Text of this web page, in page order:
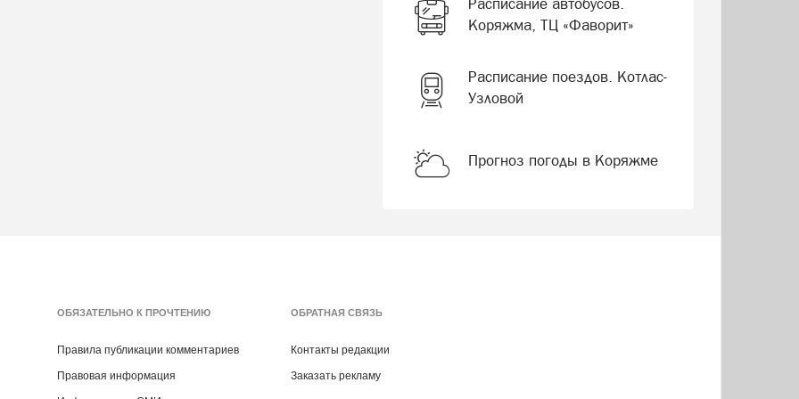
Коряжма, ТЦ «Фаворит»
Расписание поездов. Котлас-
Узловой
Прогноз погоды в Коряжме
ОБЯЗАТЕЛЬНО К ПРОЧТЕНИЮ
Правила публикации комментариев
Правовая информация
ОБРАТНАЯ СВЯЗЬ
Контакты редакции
Заказать рекламу